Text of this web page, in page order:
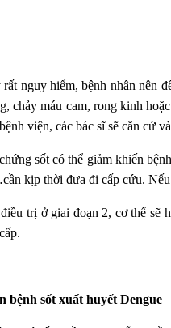
nguy hiểm, bệnh nhân nên
chảy máu cam, rong kinh
viện, các bác sĩ sẽ căn cứ
sốt có thể giảm khiến
kịp thời đưa đi cấp cứu.
trị ở giai đoạn 2, cơ thể sẽ
bệnh sốt xuất huyết Dengue